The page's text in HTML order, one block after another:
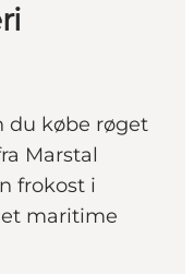
du købe røget
Marstal
frokost i
maritime